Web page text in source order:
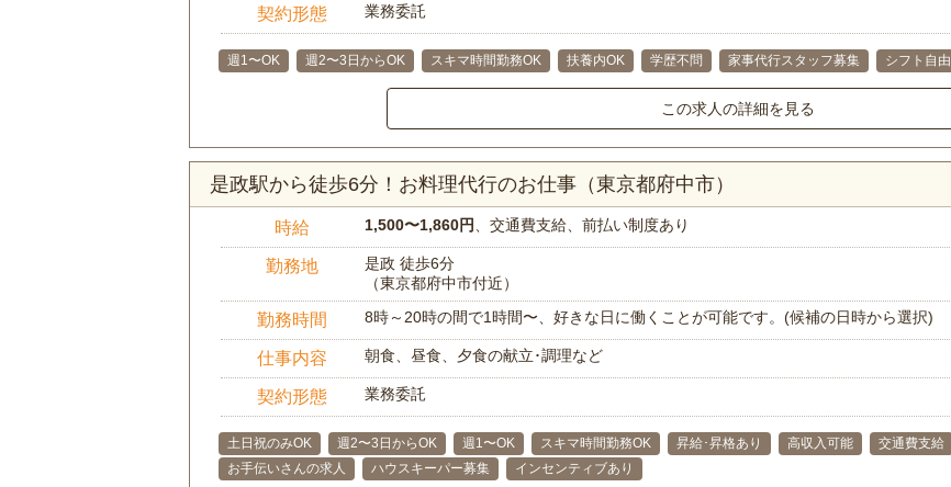
契約形態 業務委託
週1〜OK 週2〜3日からOK スキマ時間勤務OK 扶養内OK 学歴不問 家事代行スタッフ募集 シフト自由
この求人の詳細を見る
是政駅から徒歩6分！お料理代行のお仕事（東京都府中市）
時給 1,500〜1,860円 、交通費支給、前払い制度あり
勤務地
是政 徒歩6分
（東京都府中市付近）
勤務時間 8時～20時の間で1時間〜、好きな日に働くことが可能です。(候補の日時から選択)
仕事内容 朝食、昼食、夕食の献立･調理など
契約形態 業務委託
土日祝のみOK 週2〜3日からOK 週1〜OK スキマ時間勤務OK 昇給･昇格あり 高収入可能 交通費支給
お手伝いさんの求人
ハウスキーパー募集 インセンティブあり